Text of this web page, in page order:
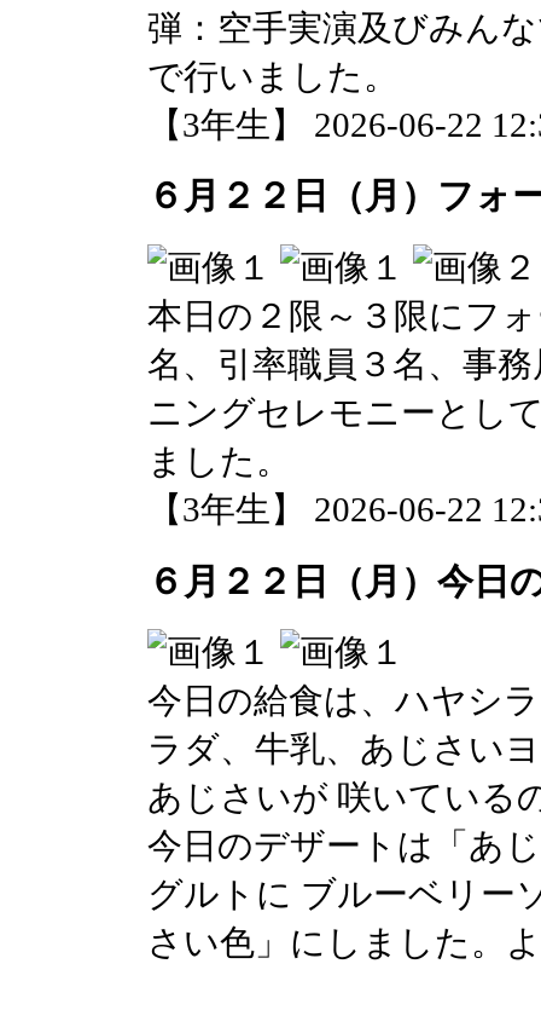
弾：空手実演及びみん
で行いました。
【3年生】 2026-06-22
６月２２日（月）フォ
本日の２限～３限にフ
名、引率職員３名、事
ニングセレモニーとし
ました。
【3年生】 2026-06-22
６月２２日（月）今日
今日の給食は、ハヤシ
ラダ、牛乳、あじさい
あじさいが 咲いている
今日のデザートは「あ
グルトに ブルーベリー
さい色」にしました。